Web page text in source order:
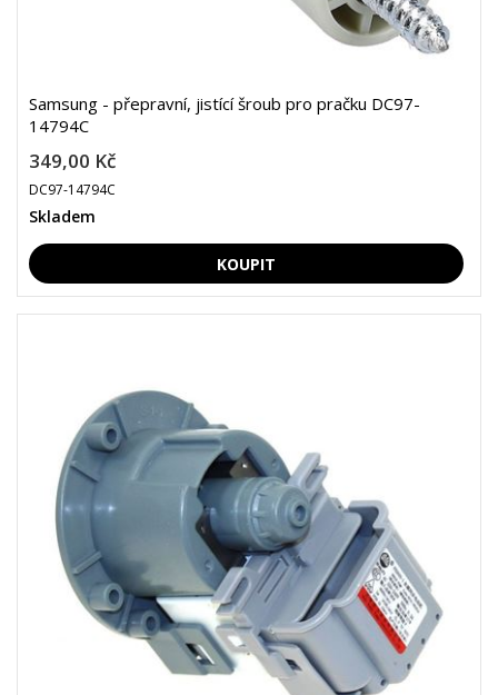
Samsung - přepravní, jistící šroub pro pračku DC97-
14794C
349,00 Kč
DC97-14794C
Skladem